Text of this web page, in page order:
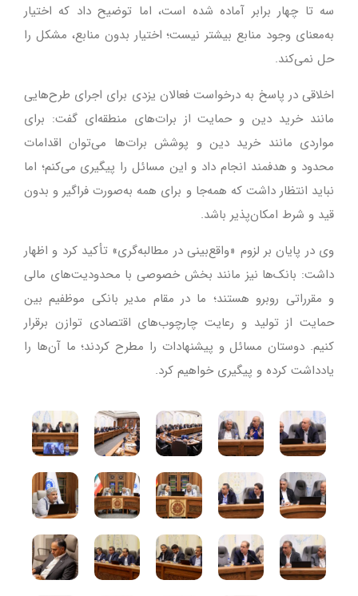
سه تا چهار برابر آماده شده است، اما توضیح داد که اختیار
به‌معنای وجود منابع بیشتر نیست؛ اختیار بدون منابع، مشکل را
حل نمی‌کند.
اخلاقی در پاسخ به درخواست فعالان یزدی برای اجرای طرح‌هایی
مانند خرید دین و حمایت از برات‌های منطقه‌ای گفت: برای
مواردی مانند خرید دین و پوشش برات‌ها می‌توان اقدامات
محدود و هدفمند انجام داد و این مسائل را پیگیری می‌کنم؛ اما
نباید انتظار داشت که همه‌جا و برای همه به‌صورت فراگیر و بدون
قید و شرط امکان‌پذیر باشد.
وی در پایان بر لزوم «واقع‌بینی در مطالبه‌گری» تأکید کرد و اظهار
داشت: بانک‌ها نیز مانند بخش خصوصی با محدودیت‌های مالی
و مقرراتی روبرو هستند؛ ما در مقام مدیر بانکی موظفیم بین
حمایت از تولید و رعایت چارچوب‌های اقتصادی توازن برقرار
کنیم. دوستان مسائل و پیشنهادات را مطرح کردند؛ ما آن‌ها را
یادداشت کرده و پیگیری خواهیم کرد.